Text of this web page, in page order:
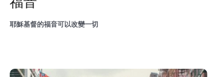
耶穌基督的福音可以改變一切